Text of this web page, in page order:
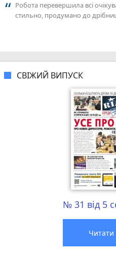
Робота перевершила всі
стильно, продумано до
СВІЖИЙ ВИПУСК
№ 31 від 5